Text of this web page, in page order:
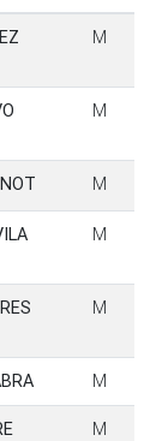
Sexo
M
M
M
M
M
M
M